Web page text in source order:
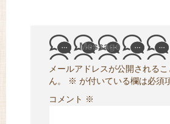
Message
メールアドレスが公開される
ん。
※ が付いている欄は必須
コメント ※